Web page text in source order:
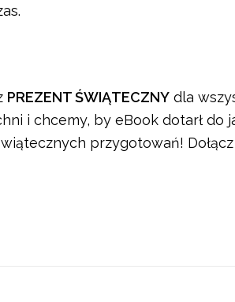
PREZENT ŚWIĄTECZNY dla
i chcemy, by eBook dotarł do
przygotowań!